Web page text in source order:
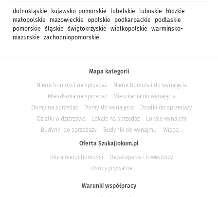
dolnośląskie kujawsko-pomorskie lubelskie lubuskie
łódzkie
małopolskie
mazowieckie opolskie podkarpackie
podlaskie
pomorskie
śląskie świętokrzyskie wielkopolskie
warmińsko-
mazurskie
zachodniopomorskie
Mapa kategorii
Nieruchomości na sprzedaż
Nieruchomości do wynajęcia
Mieszkania na sprzedaż
Mieszkania do wynajęcia
Domy na sprzedaż
Domy do wynajęcia
Działki do sprzedaży
Działki w dzierżawe
Lokale na sprzedaż
Lokale wynajem
Budynki do sprzedaży
Budynki do wynajmu
Więcej...
Oferta Szukajlokum.pl
Biura nieruchomości
Deweloperzy i inwestorzy
Osoby prywatne
Warunki współpracy